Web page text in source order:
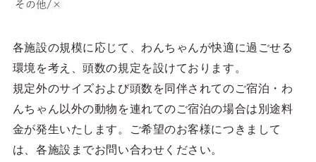
各施設の規模に応じて、わんちゃんが快適に過ごせる
環境を考え、頭数の規定を設けております。
規定外のサイズおよび頭数を同伴されてのご宿泊・わ
んちゃん以外の動物を連れてのご宿泊の場合は別途料
金が発生いたします。ご希望のお客様につきまして
は、各施設までお問い合わせください。